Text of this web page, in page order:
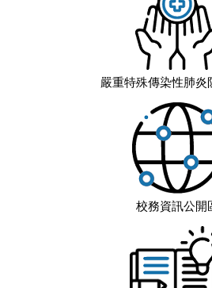
嚴重特殊傳染性肺炎
校務資訊公開